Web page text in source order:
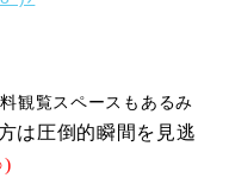
観覧スペースもあるみ
は圧倒的瞬間を見逃